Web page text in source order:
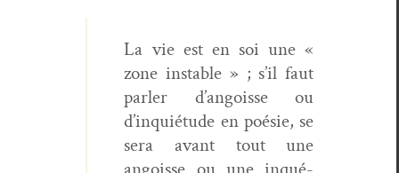
La vie est en soi une «
zone insta­ble » ; s’il faut
par­ler d’angoisse ou
d’inquiétude en poésie, se
sera avant tout une